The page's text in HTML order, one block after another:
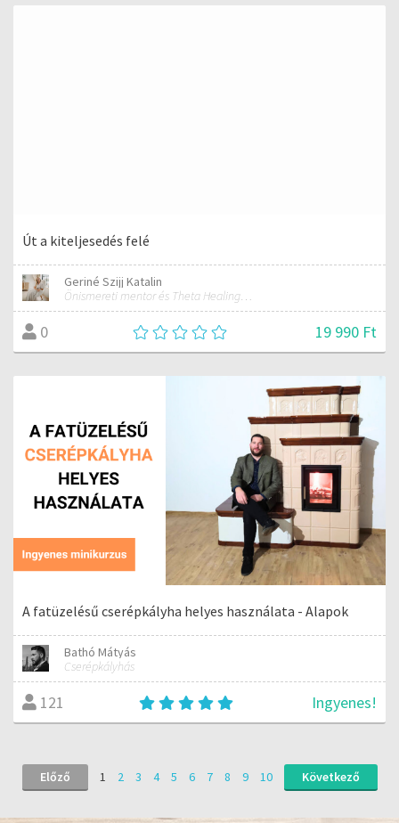
Út a kiteljesedés felé
Geriné Szijj Katalin
Önismereti mentor és Theta Healing konzulens
0 19 990 Ft
A fatüzelésű cserépkályha helyes használata - Alapok
Bathó Mátyás
Cserépkályhás
121 Ingyenes!
Előző 1 2 3 4 5 6 7 8 9 10 Következő